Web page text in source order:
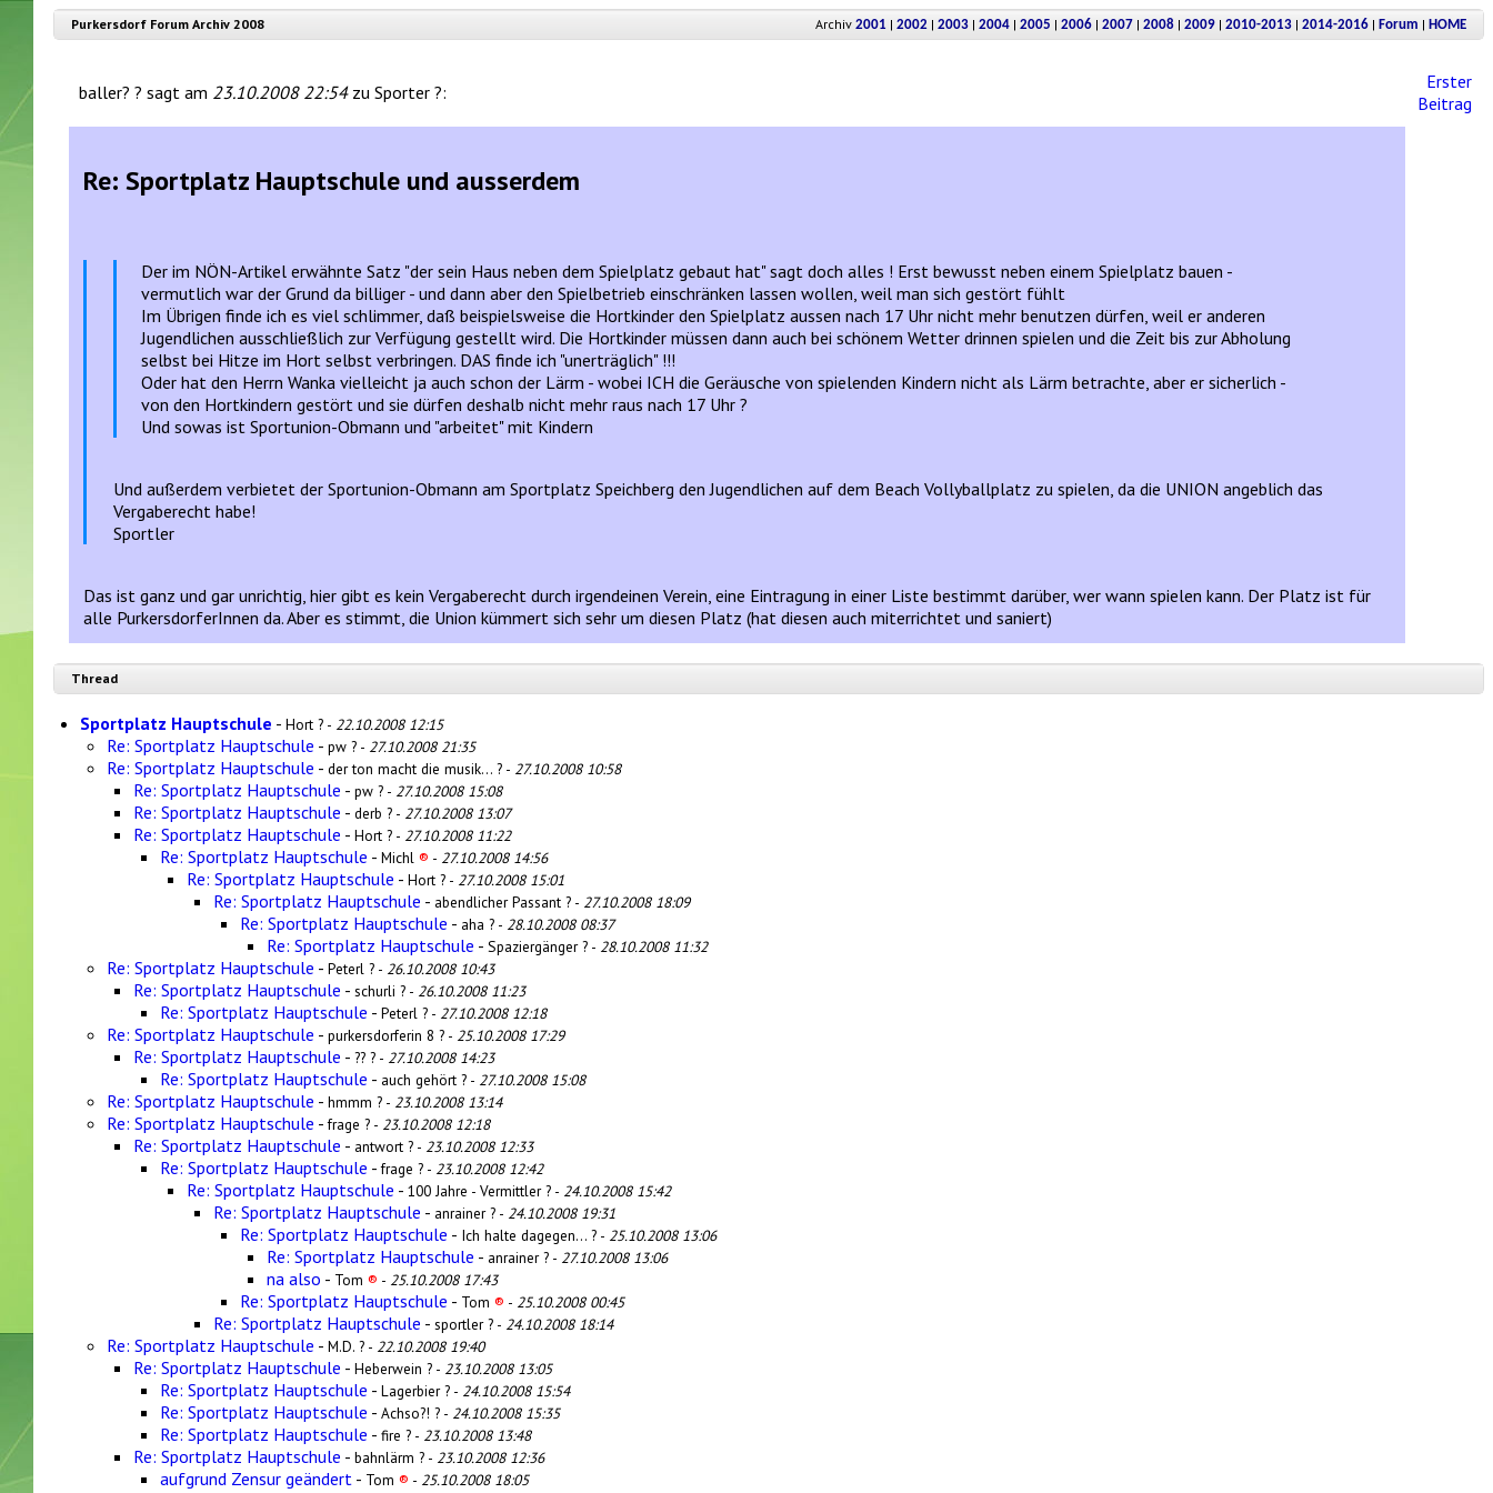
Purkersdorf Forum Archiv 2008 Archiv 2001 | 2002 | 2003 | 2004 | 2005 | 2006 | 2007 | 2008 | 2009 | 2010-2013 | 2014-2016 | Forum | HOME
baller? ? sagt am 23.10.2008 22:54zu Sporter ?:
Erster
Beitrag
Re: Sportplatz Hauptschule und ausserdem
Der im NÖN-Artikel erwähnte Satz "der sein Haus neben dem Spielplatz gebaut hat" sagt doch alles ! Erst bewusst neben einem Spielplatz bauen -
vermutlich war der Grund da billiger - und dann aber den Spielbetrieb einschränken lassen wollen, weil man sich gestört fühlt
Im Übrigen finde ich es viel schlimmer, daß beispielsweise die Hortkinder den Spielplatz aussen nach 17 Uhr nicht mehr benutzen dürfen, weil er anderen
Jugendlichen ausschließlich zur Verfügung gestellt wird. Die Hortkinder müssen dann auch bei schönem Wetter drinnen spielen und die Zeit bis zur Abholung
selbst bei Hitze im Hort selbst verbringen. DAS finde ich "unerträglich" !!!
Oder hat den Herrn Wanka vielleicht ja auch schon der Lärm - wobei ICH die Geräusche von spielenden Kindern nicht als Lärm betrachte, aber er sicherlich -
von den Hortkindern gestört und sie dürfen deshalb nicht mehr raus nach 17 Uhr ?
Und sowas ist Sportunion-Obmann und "arbeitet" mit Kindern
Und außerdem verbietet der Sportunion-Obmann am Sportplatz Speichberg den Jugendlichen auf dem Beach Vollyballplatz zu spielen, da die UNION angeblich das
Vergaberecht habe!
Sportler
Das ist ganz und gar unrichtig, hier gibt es kein Vergaberecht durch irgendeinen Verein, eine Eintragung in einer Liste bestimmt darüber, wer wann spielen kann. Der Platz ist für
alle PurkersdorferInnen da. Aber es stimmt, die Union kümmert sich sehr um diesen Platz (hat diesen auch miterrichtet und saniert)
Thread
Sportplatz Hauptschule - Hort ? - 22.10.2008 12:15
Re: Sportplatz Hauptschule - pw ? - 27.10.2008 21:35
Re: Sportplatz Hauptschule - der ton macht die musik... ? - 27.10.2008 10:58
Re: Sportplatz Hauptschule - pw ? - 27.10.2008 15:08
Re: Sportplatz Hauptschule - derb ? - 27.10.2008 13:07
Re: Sportplatz Hauptschule - Hort ? - 27.10.2008 11:22
Re: Sportplatz Hauptschule - Michl ® - 27.10.2008 14:56
Re: Sportplatz Hauptschule - Hort ? - 27.10.2008 15:01
Re: Sportplatz Hauptschule - abendlicher Passant ? - 27.10.2008 18:09
Re: Sportplatz Hauptschule - aha ? - 28.10.2008 08:37
Re: Sportplatz Hauptschule - Spaziergänger ? - 28.10.2008 11:32
Re: Sportplatz Hauptschule - Peterl ? - 26.10.2008 10:43
Re: Sportplatz Hauptschule - schurli ? - 26.10.2008 11:23
Re: Sportplatz Hauptschule - Peterl ? - 27.10.2008 12:18
Re: Sportplatz Hauptschule - purkersdorferin 8 ? - 25.10.2008 17:29
Re: Sportplatz Hauptschule - ?? ? - 27.10.2008 14:23
Re: Sportplatz Hauptschule - auch gehört ? - 27.10.2008 15:08
Re: Sportplatz Hauptschule - hmmm ? - 23.10.2008 13:14
Re: Sportplatz Hauptschule -frage ? - 23.10.2008 12:18
Re: Sportplatz Hauptschule - antwort ? - 23.10.2008 12:33
Re: Sportplatz Hauptschule -frage ? - 23.10.2008 12:42
Re: Sportplatz Hauptschule - 100 Jahre - Vermittler ? - 24.10.2008 15:42
Re: Sportplatz Hauptschule - anrainer ? - 24.10.2008 19:31
Re: Sportplatz Hauptschule - Ich halte dagegen... ? - 25.10.2008 13:06
Re: Sportplatz Hauptschule - anrainer ? - 27.10.2008 13:06
na also - Tom ® - 25.10.2008 17:43
Re: Sportplatz Hauptschule - Tom ® - 25.10.2008 00:45
Re: Sportplatz Hauptschule - sportler ? - 24.10.2008 18:14
Re: Sportplatz Hauptschule - M.D. ? - 22.10.2008 19:40
Re: Sportplatz Hauptschule - Heberwein ? - 23.10.2008 13:05
Re: Sportplatz Hauptschule - Lagerbier ? - 24.10.2008 15:54
Re: Sportplatz Hauptschule - Achso?! ? - 24.10.2008 15:35
Re: Sportplatz Hauptschule - fire ? - 23.10.2008 13:48
Re: Sportplatz Hauptschule - bahnlärm ? - 23.10.2008 12:36
aufgrund Zensur geändert - Tom ® - 25.10.2008 18:05